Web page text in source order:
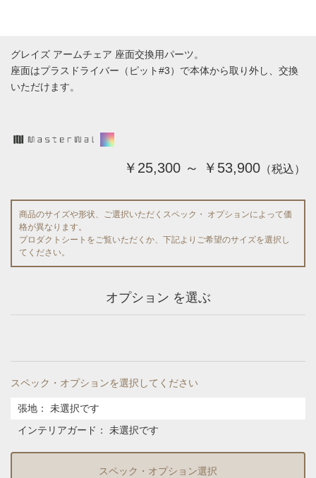
グレイズ アームチェア 座面交換用パーツ。
座面はプラスドライバー（ピット#3）で本体から取り外し、交換
いただけます。
￥25,300 ～ ￥53,900 （税込）
商品のサイズや形状、ご選択いただくスペック・ オプションによって価
格が異なります。
プロダクトシートをご覧いただくか、下記よりご希望のサイズを選択し
てください。
オプション を選ぶ
スペック・オプションを選択してください
張地 ：
未選択です
インテリアガード ： 未選択です
スペック・オプション選択